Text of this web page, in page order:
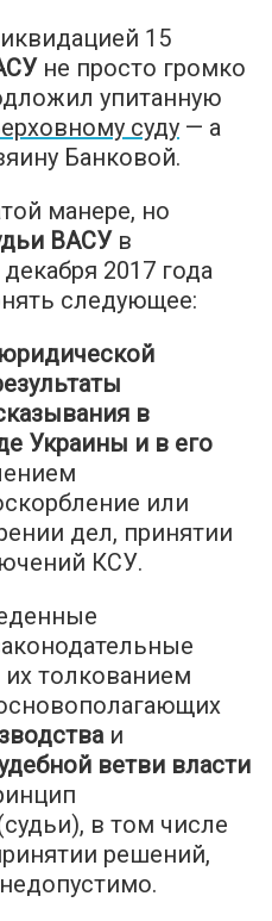
15
не просто громко
упитанную
суду — а
Банковой.
манере, но
ВАСУв
2017 года
следующее:
в
Украины и в его
или
дел, принятии
КСУ.
толкованием
и
ветви власти
в том числе
решений,